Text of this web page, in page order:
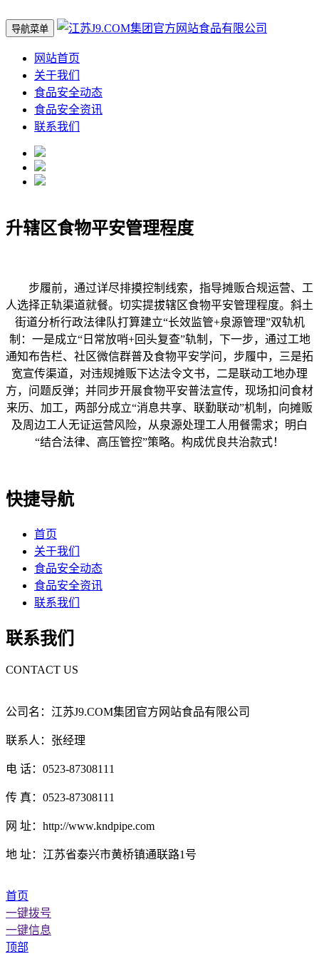
导航菜单
网站首页
关于我们
食品安全动态
食品安全资讯
联系我们
升辖区食物平安管理程度
步履前，通过详尽排摸控制线索，指导摊贩合规运营、工
人选择正轨渠道就餐。切实提拔辖区食物平安管理程度。斜土
街道分析行政法律队打算建立“长效监管+泉源管理”双轨机
制：一是成立“日常放哨+回头复查”轨制，下一步，通过工地
通知布告栏、社区微信群普及食物平安学问，步履中，三是拓
宽宣传渠道，对违规摊贩下达法令文书，二是联动工地办理
方，问题反弹；并同步开展食物平安普法宣传，现场扣问食材
来历、加工，两部分成立“消息共享、联勤联动”机制，向摊贩
及周边工人无证运营风险，从泉源处理工人用餐需求；明白
“结合法律、高压管控”策略。构成优良共治款式！
快捷导航
首页
关于我们
食品安全动态
食品安全资讯
联系我们
联系我们
CONTACT US
公司名：江苏J9.COM集团官方网站食品有限公司
联系人：张经理
电 话：0523-87308111
传 真：0523-87308111
网 址：http://www.kndpipe.com
地 址：江苏省泰兴市黄桥镇通联路1号
首页
一键拨号
一键信息
顶部